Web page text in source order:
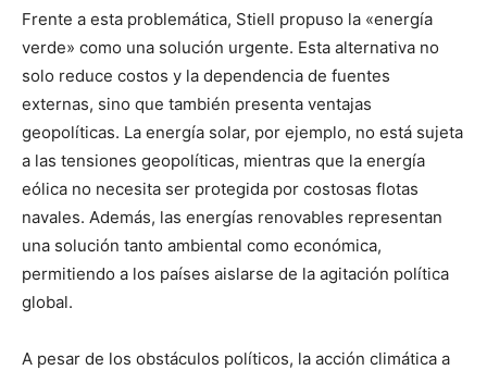
Frente a esta problemática, Stiell propuso la «energía
verde» como una solución urgente. Esta alternativa no
solo reduce costos y la dependencia de fuentes
externas, sino que también presenta ventajas
geopolíticas. La energía solar, por ejemplo, no está sujeta
a las tensiones geopolíticas, mientras que la energía
eólica no necesita ser protegida por costosas flotas
navales. Además, las energías renovables representan
una solución tanto ambiental como económica,
permitiendo a los países aislarse de la agitación política
global.
A pesar de los obstáculos políticos, la acción climática a